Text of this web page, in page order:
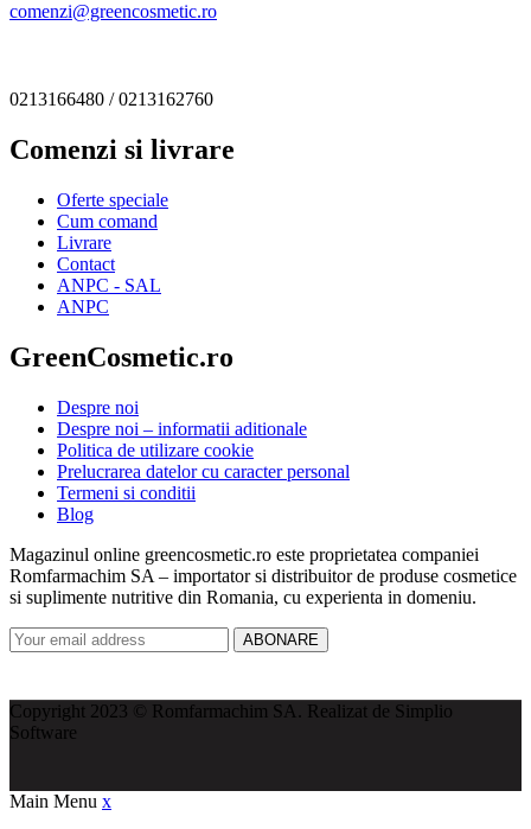
comenzi@greencosmetic.ro
0213166480 / 0213162760
Comenzi si livrare
Oferte speciale
Cum comand
Livrare
Contact
ANPC - SAL
ANPC
GreenCosmetic.ro
Despre noi
Despre noi – informatii aditionale
Politica de utilizare cookie
Prelucrarea datelor cu caracter personal
Termeni si conditii
Blog
Magazinul online greencosmetic.ro este proprietatea companiei
Romfarmachim SA – importator si distribuitor de produse cosmetice
si suplimente nutritive din Romania, cu experienta in domeniu.
ABONARE
Copyright 2023 © Romfarmachim SA. Realizat de Simplio
Software
Main Menu x